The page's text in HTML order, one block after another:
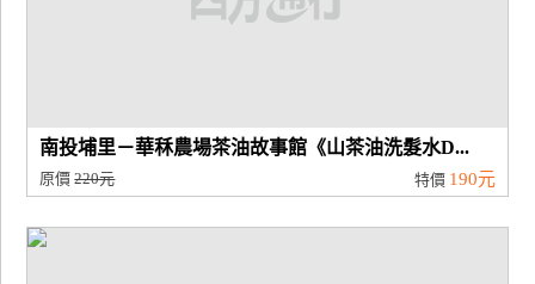
南投埔里－華秝農場茶油故事館《山茶油洗髮水D...
原價220元 特價 190元